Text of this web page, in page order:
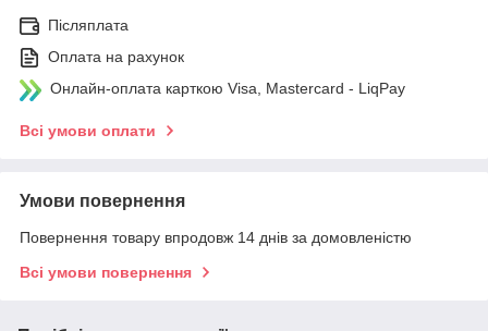
Післяплата
Оплата на рахунок
Онлайн-оплата карткою Visa, Mastercard - LiqPay
Всі умови оплати
Умови повернення
Повернення товару впродовж 14 днів за домовленістю
Всі умови повернення